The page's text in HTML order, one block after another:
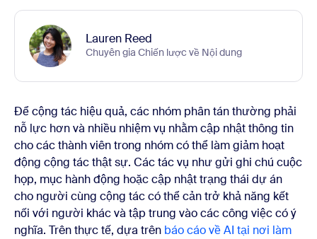
Lauren Reed
Chuyên gia Chiến lược về Nội dung
Để cộng tác hiệu quả, các nhóm phân tán thường phải
nỗ lực hơn và nhiều nhiệm vụ nhằm cập nhật thông tin
cho các thành viên trong nhóm có thể làm giảm hoạt
động cộng tác thật sự. Các tác vụ như gửi ghi chú cuộc
họp, mục hành động hoặc cập nhật trạng thái dự án
cho người cùng cộng tác có thể cản trở khả năng kết
nối với người khác và tập trung vào các công việc có ý
nghĩa. Trên thực tế, dựa trên báo cáo về AI tại nơi làm